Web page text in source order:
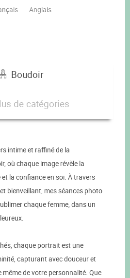
Anglais
Boudoir
de catégories
intime et raffiné de la
où chaque image révèle la
la confiance en soi. À travers
bienveillant, mes séances photo
chaque femme, dans un
chaque portrait est une
capturant avec douceur et
même de votre personnalité. Que